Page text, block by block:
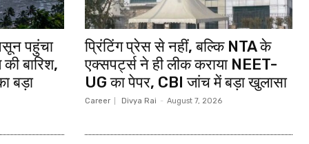
पहुंचा
बारिश,
बड़ा
प्रिंटिंग प्रेस से नहीं, बल्कि NTA के
एक्सपर्ट्स ने ही लीक कराया NEET-
UG का पेपर, CBI जांच में बड़ा खुलासा
Career Divya Rai - August 7, 2026